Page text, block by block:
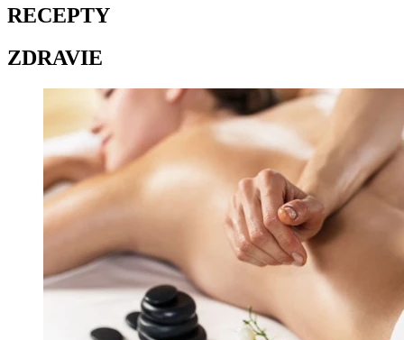
RECEPTY
ZDRAVIE